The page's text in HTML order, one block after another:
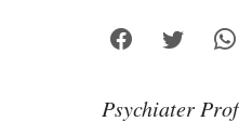
Psychiater